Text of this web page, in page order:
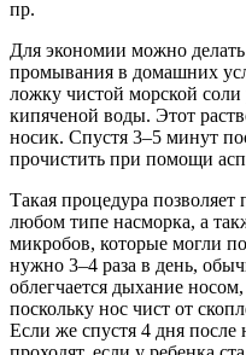
пр.
Для экономии можно
промывания в домашних
ложку чистой морской соли
кипяченой воды. Этот
носик. Спустя 3–5 минут
прочистить при помощи
Такая процедура
любом типе насморка, а
микробов, которые могли
нужно 3–4 раза в день,
облегчается дыхание
поскольку нос чист от
Если же спустя 4 дня